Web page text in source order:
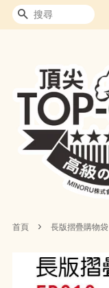
搜尋
首頁 › 長版摺疊購物袋